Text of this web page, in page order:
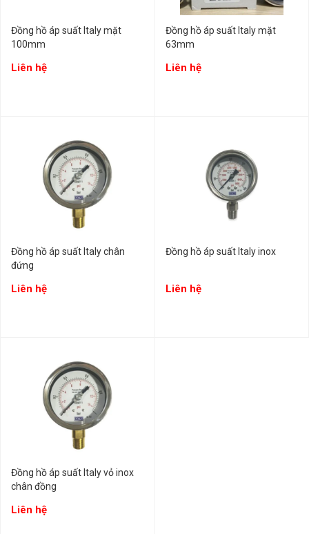
Đồng hồ áp suất Italy mặt
100mm
Liên hệ
Đồng hồ áp suất Italy mặt
63mm
Liên hệ
Đồng hồ áp suất Italy chân
đứng
Liên hệ
Đồng hồ áp suất Italy inox
Liên hệ
Đồng hồ áp suất Italy vỏ inox
chân đồng
Liên hệ